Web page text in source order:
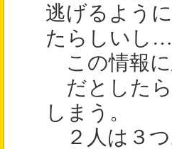
逃げるよう
たらしいし
この情報に
だとしたら
しまう。
２人は３つ